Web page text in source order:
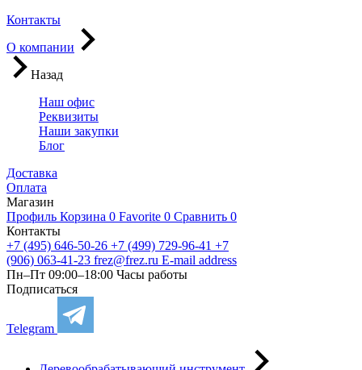
Контакты
О компании
Назад
Наш офис
Реквизиты
Наши закупки
Блог
Доставка
Оплата
Магазин
Профиль Корзина 0 Favorite 0 Сравнить 0
Контакты
+7 (495) 646-50-26 +7 (499) 729-96-41 +7
(906) 063-41-23 frez@frez.ru E-mail address
Пн–Пт 09:00–18:00 Часы работы
Подписаться
Telegram